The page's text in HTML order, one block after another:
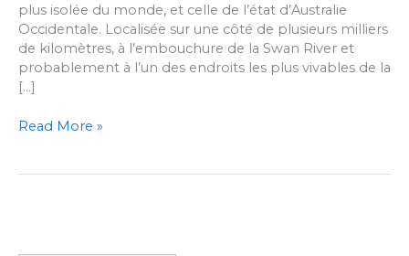
plus isolée du monde, et celle de l’état d’Australie
Occidentale. Localisée sur une côté de plusieurs milliers
de kilomètres, à l’embouchure de la Swan River et
probablement à l’un des endroits les plus vivables de la
[…]
Petit
Read More »